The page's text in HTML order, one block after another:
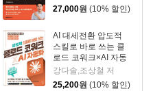
27,000원 (10% 할인)
AI 대세전환 압도적
스킬로 바로 쓰는 클
로드 코워크×AI 자동
화
강다솔,조상철 저
25,200원 (10% 할인)